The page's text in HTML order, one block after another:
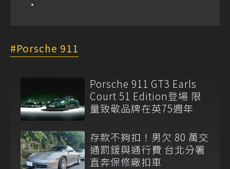
Porsche 911
Porsche 911 GT3 Earls
Court 51 Edition登場 限
量致敬品牌在英75週年
存款不夠扣！男欠 80 萬交
通罰鍰與通行費 台北分署
直奔保修廠扣車